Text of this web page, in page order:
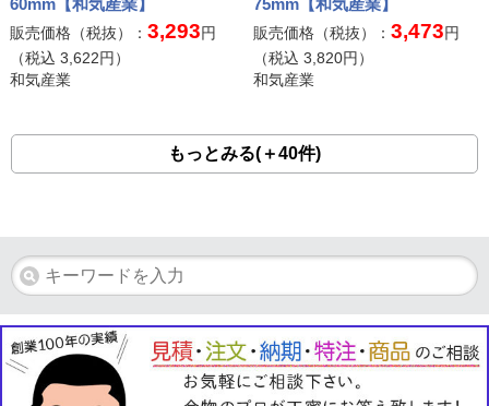
60mm【和気産業】
販売価格（税抜）： 3,293円
（税込 3,622円）
和気産業
75mm【和気産業】
販売価格（税抜）：3,473円
（税込3,820円）
和気産業
もっとみる(＋40件)